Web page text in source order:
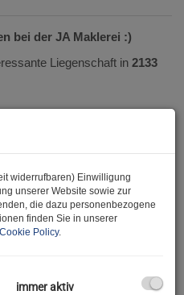
bei der JA Maklerei :)
Liegenschaft in 2133
ca.
noch fertigzustellen)
widerrufbaren) Einwilligung
unserer Website sowie zur
die dazu personenbezogene
finden Sie in unserer
Cookie Policy.
immer aktiv